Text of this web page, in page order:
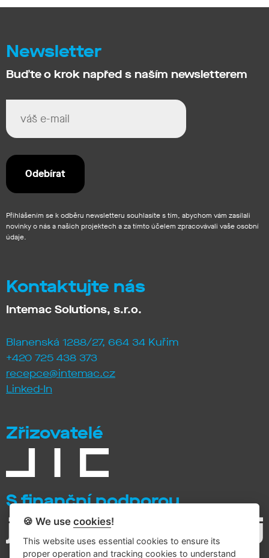
Newsletter
Buďte o krok napřed s naším newsletterem
Přihlášením se k odběru newsletteru souhlasíte s tím, abychom vám zasílali
novinky o nás a našich projektech a za tímto účelem zpracovávali vaše osobní
údaje.
Kontaktujte nás
Intemac Solutions, s.r.o.
Blanenská 1288/27, 664 34 Kuřim
+420 725 438 373
recepce@intemac.cz
Linked-In
Zřizovatelé
S finanční podporou
🍪 We usecookies!
This website uses essential cookies to ensure its
proper operation and tracking cookies to understand